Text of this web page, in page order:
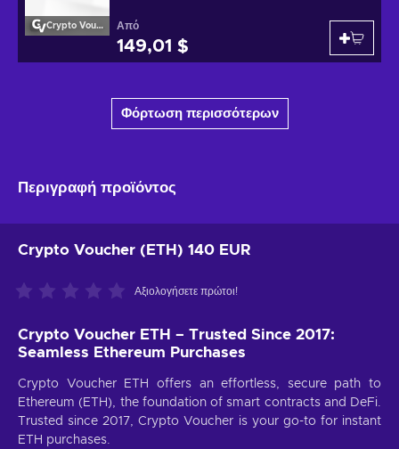
Crypto Voucher Από
149,01 $
Φόρτωση περισσότερων
Περιγραφή προϊόντος
Crypto Voucher (ETH) 140 EUR
Αξιολογήσετε πρώτοι!
Crypto Voucher ETH – Trusted Since 2017:
Seamless Ethereum Purchases
Crypto Voucher ETH offers an effortless, secure path to
Ethereum (ETH), the foundation of smart contracts and DeFi.
Trusted since 2017, Crypto Voucher is your go-to for instant
ETH purchases.